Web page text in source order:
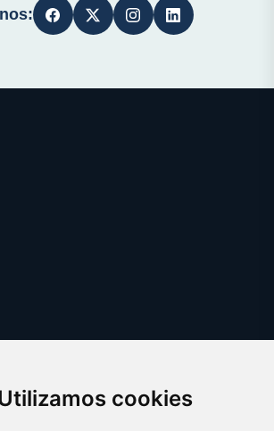
cookies